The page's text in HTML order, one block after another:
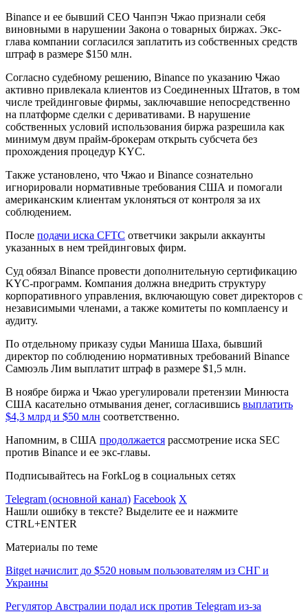
Binance и ее бывший CEO Чанпэн Чжао признали себя
виновными в нарушении Закона о товарных биржах. Экс-
глава компании согласился заплатить из собственных средств
штраф в размере $150 млн.
Согласно судебному решению, Binance по указанию Чжао
активно привлекала клиентов из Соединенных Штатов, в том
числе трейдинговые фирмы, заключавшие непосредственно
на платформе сделки с деривативами. В нарушение
собственных условий использования биржа разрешила как
минимум двум прайм-брокерам открыть субсчета без
прохождения процедур KYC.
Также установлено, что Чжао и Binance сознательно
игнорировали нормативные требования США и помогали
американским клиентам уклоняться от контроля за их
соблюдением.
После подачи иска CFTC ответчики закрыли аккаунты
указанных в нем трейдинговых фирм.
Суд обязал Binance провести дополнительную сертификацию
KYC-программ. Компания должна внедрить структуру
корпоративного управления, включающую совет директоров с
независимыми членами, а также комитеты по комплаенсу и
аудиту.
По отдельному приказу судьи Маниша Шаха, бывший
директор по соблюдению нормативных требований Binance
Самюэль Лим выплатит штраф в размере $1,5 млн.
В ноябре биржа и Чжао урегулировали претензии Минюста
США касательно отмывания денег, согласившись выплатить
$4,3 млрд и $50 млн соответственно.
Напомним, в США продолжается рассмотрение иска SEC
против Binance и ее экс-главы.
Подписывайтесь на ForkLog в социальных сетях
Telegram (основной канал) Facebook X
Нашли ошибку в тексте? Выделите ее и нажмите
CTRL+ENTER
Материалы по теме
Bitget начислит до $520 новым пользователям из СНГ и
Украины
Регулятор Австралии подал иск против Telegram из-за